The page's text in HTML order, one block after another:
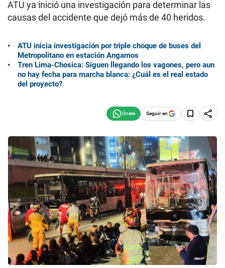
ATU ya inició una investigación para determinar las
causas del accidente que dejó más de 40 heridos.
ATU inicia investigación por triple choque de buses del
Metropolitano en estación Angamos
Tren Lima-Chosica: Siguen llegando los vagones, pero aun
no hay fecha para marcha blanca: ¿Cuál es el real estado
del proyecto?
Seguir en